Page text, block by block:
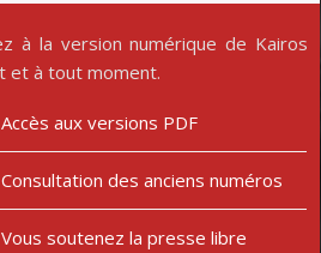
à la version numérique de Kairos
et à tout moment.
Accès aux versions PDF
Consultation des anciens numéros
Vous soutenez la presse libre